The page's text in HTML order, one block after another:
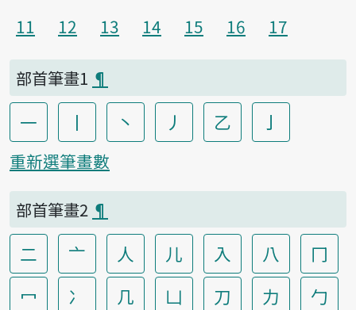
11
12 13 14 15 16 17
部首筆畫1 ¶
一 丨 丶 丿 乙 亅
重新選筆畫數
部首筆畫2 ¶
二 亠 人 儿 入 八
冂
冖
冫 几 凵 刀 力
勹